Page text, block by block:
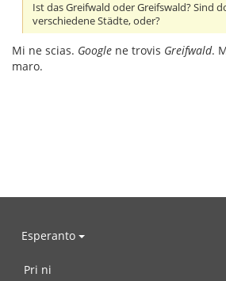
Ist das Greifwald oder Greifswald? Sind
verschiedene Städte, oder?
Mi ne scias. Google ne trovis Greifwald.
maro.
Esperanto
Pri ni